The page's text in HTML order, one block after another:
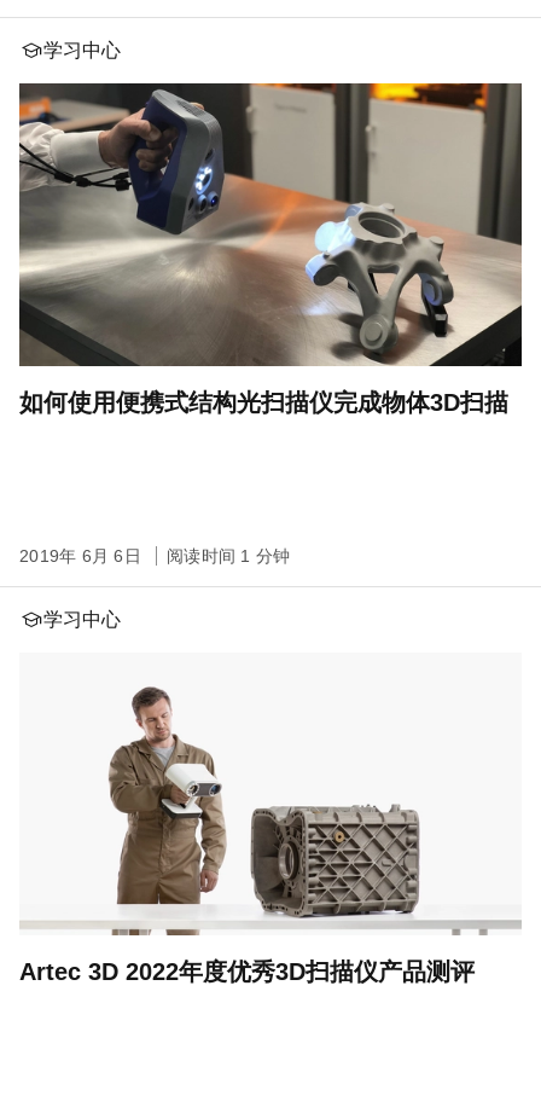
学习中心
如何使用便携式结构光扫描仪完成物体3D扫描
2019年 6月 6日 阅读时间 1 分钟
学习中心
Artec 3D 2022年度优秀3D扫描仪产品测评